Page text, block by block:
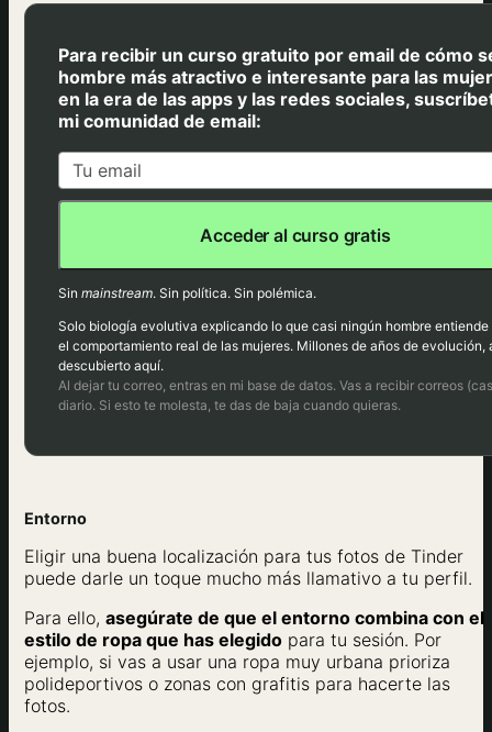
Para recibir un curso gratuito por email de cómo
hombre más atractivo e interesante para las
en la era de las apps y las redes sociales,
mi comunidad de email:
Acceder al curso gratis
Sin mainstream. Sin política. Sin polémica.
Solo biología evolutiva explicando lo que casi ningún hombre entiende
el comportamiento real de las mujeres. Millones de años de evolución,
descubierto aquí.
Al dejar tu correo, entras en mi base de datos. Vas a recibir correos
diario. Si esto te molesta, te das de baja cuando quieras.
Entorno
Eligir una buena localización para tus fotos de Tinder
puede darle un toque mucho más llamativo a tu perfil.
Para ello, asegúrate de que el entorno combina con el
estilo de ropa que has elegido para tu sesión. Por
ejemplo, si vas a usar una ropa muy urbana prioriza
polideportivos o zonas con grafitis para hacerte las
fotos.